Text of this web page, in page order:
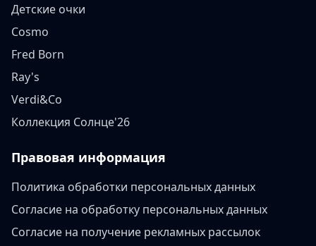
Детские очки
Cosmo
Fred Born
Ray's
Verdi&Co
Коллекция Солнце'26
Правовая информация
Политика обработки персональных данных
Согласие на обработку персональных данных
Согласие на получение рекламных рассылок